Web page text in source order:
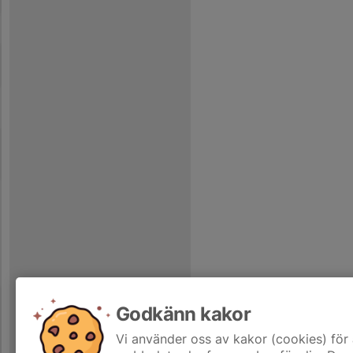
Godkänn kakor
Vi använder oss av kakor (cookies)